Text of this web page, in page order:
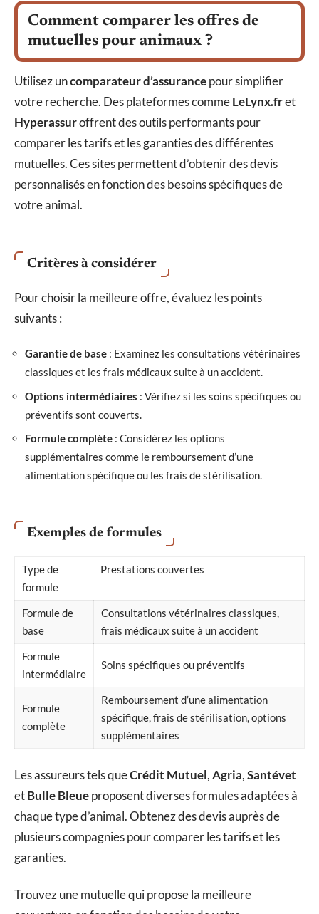
Comment comparer les offres de
mutuelles pour animaux ?
Utilisez uncomparateur d’assurancepour simplifier
votre recherche. Des plateformes commeLeLynx.fret
Hyperassuroffrent des outils performants pour
comparer les tarifs et les garanties des différentes
mutuelles. Ces sites permettent d’obtenir des devis
personnalisés en fonction des besoins spécifiques de
votre animal.
Critères à considérer
Pour choisir la meilleure offre, évaluez les points
suivants :
Garantie de base : Examinez les consultations vétérinaires
classiques et les frais médicaux suite à un accident.
Options intermédiaires : Vérifiez si les soins spécifiques ou
préventifs sont couverts.
Formule complète : Considérez les options
supplémentaires comme le remboursement d’une
alimentation spécifique ou les frais de stérilisation.
Exemples de formules
Type de
formule
Prestations couvertes
Formule de
base
Consultations vétérinaires classiques,
frais médicaux suite à un accident
Formule
intermédiaire
Soins spécifiques ou préventifs
Formule
complète
Remboursement d’une alimentation
spécifique, frais de stérilisation, options
supplémentaires
Les assureurs tels queCrédit Mutuel,Agria,Santévet
etBulle Bleueproposent diverses formules adaptées à
chaque type d’animal. Obtenez des devis auprès de
plusieurs compagnies pour comparer les tarifs et les
garanties.
Trouvez une mutuelle qui propose la meilleure